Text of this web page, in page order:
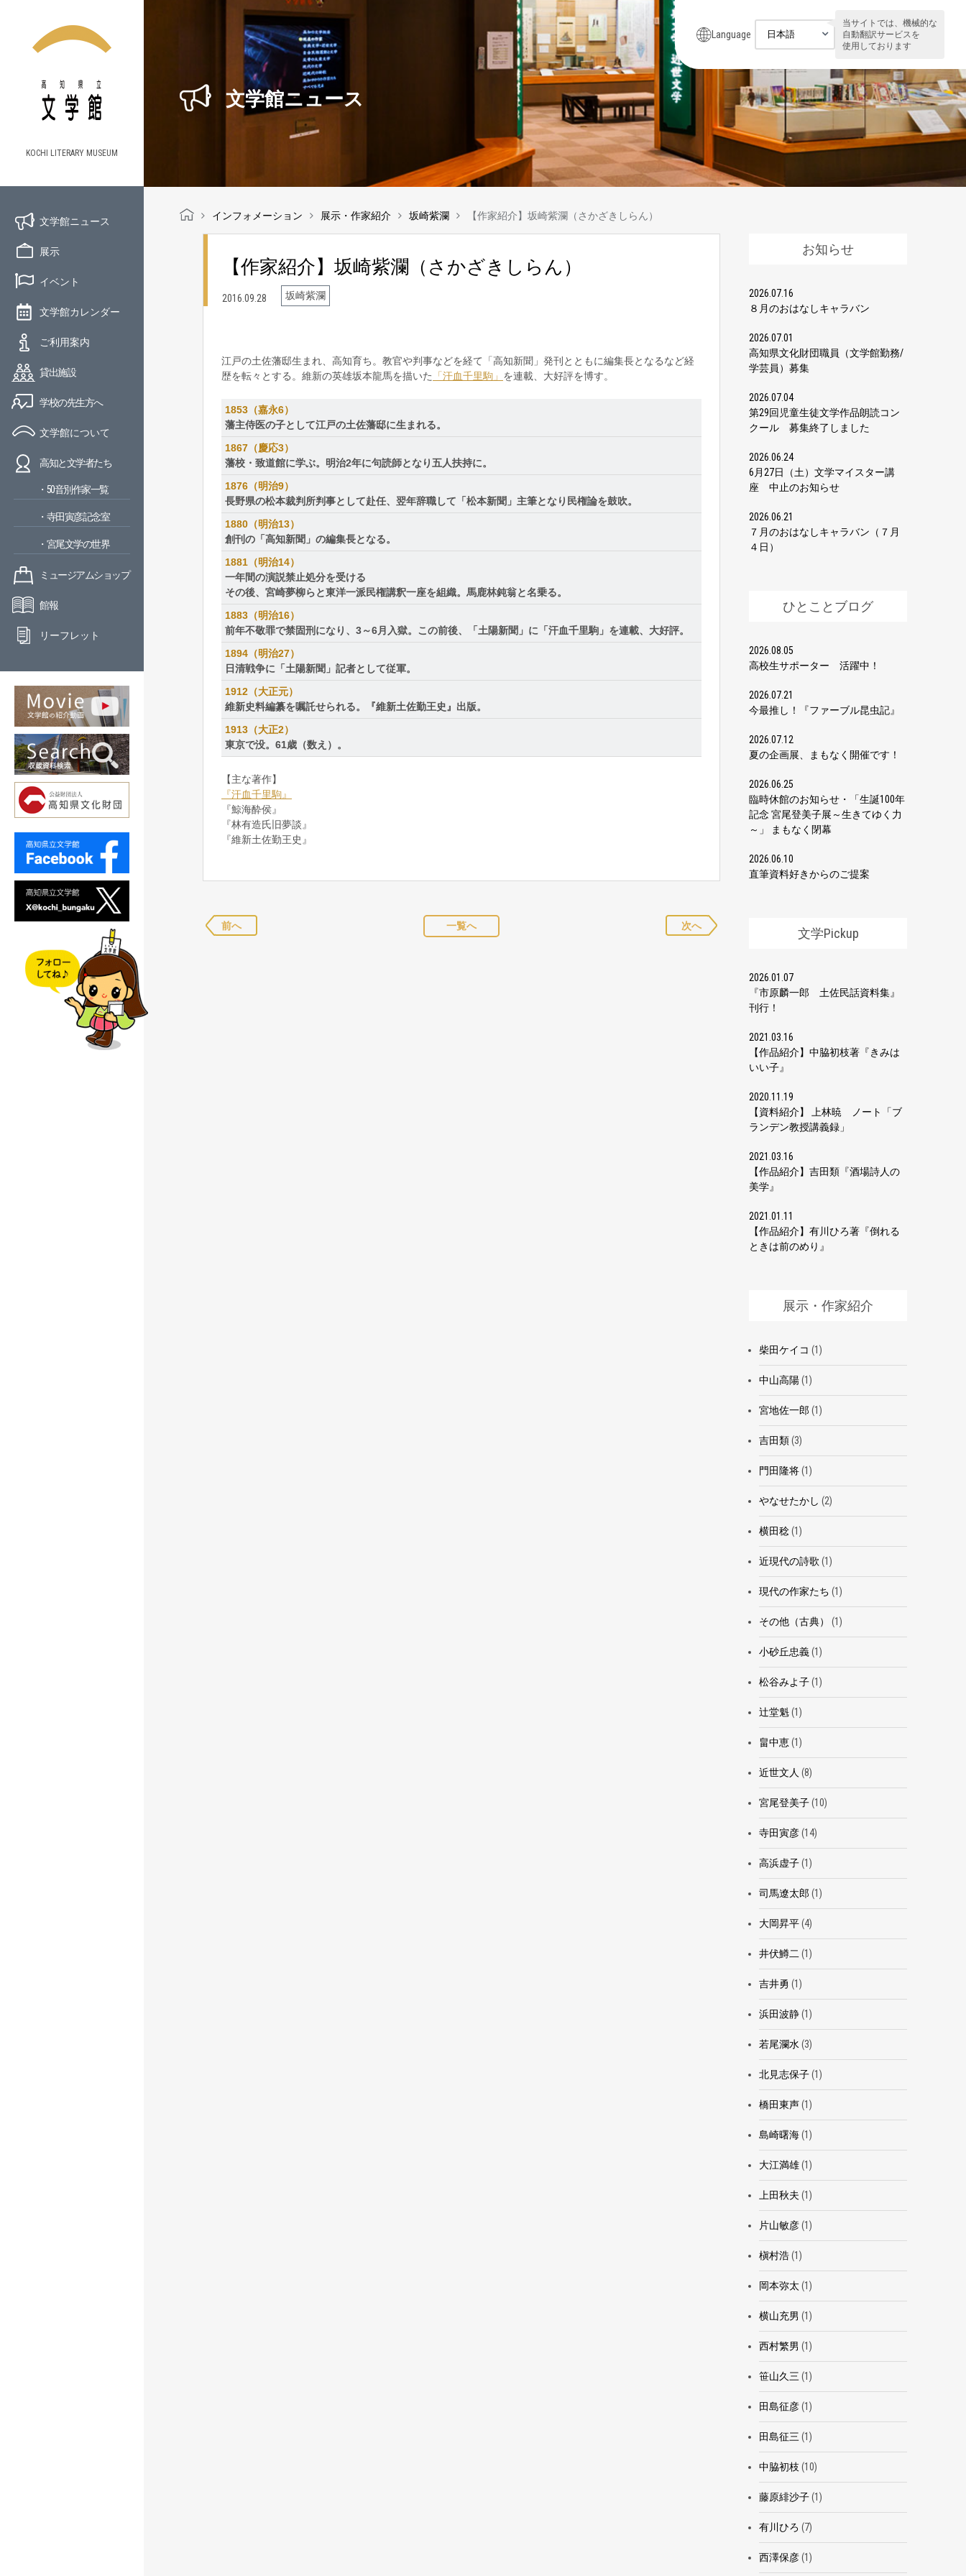
KOCHI LITERARY MUSEUM
文学館ニュース
展示
イベント
文学館カレンダー
ご利用案内
貸出施設
学校の先生方へ
文学館について
高知と文学者たち
・50音別作家一覧
・寺田寅彦記念室
・宮尾文学の世界
ミュージアムショップ
館報
リーフレット
Language
当サイトでは、機械的な
自動翻訳サービスを
使用しております
文学館ニュース
インフォメーション 展示・作家紹介 坂崎紫瀾 【作家紹介】坂崎紫瀾（さかざきしらん）
【作家紹介】坂崎紫瀾（さかざきしらん）
2016.09.28 坂崎紫瀾
江戸の土佐藩邸生まれ、高知育ち。教官や判事などを経て「高知新聞」発刊とともに編集長となるなど経
歴を転々とする。維新の英雄坂本龍馬を描いた
「汗血千里駒」 を連載、大好評を博す。
1853（嘉永6）
藩主侍医の子として江戸の土佐藩邸に生まれる。
1867（慶応3）
藩校・致道館に学ぶ。明治2年に句読師となり五人扶持に。
1876（明治9）
長野県の松本裁判所判事として赴任、翌年辞職して「松本新聞」主筆となり民権論を鼓吹。
1880（明治13）
創刊の「高知新聞」の編集長となる。
1881（明治14）
一年間の演説禁止処分を受ける
その後、宮崎夢柳らと東洋一派民権講釈一座を組織。馬鹿林鈍翁と名乗る。
1883（明治16）
前年不敬罪で禁固刑になり、3～6月入獄。この前後、「土陽新聞」に「汗血千里駒」を連載、大好評。
1894（明治27）
日清戦争に「土陽新聞」記者として従軍。
1912（大正元）
維新史料編纂を嘱託せられる。『維新土佐勤王史』出版。
1913（大正2）
東京で没。61歳（数え）。
【主な著作】
『汗血千里駒』
『鯨海酔侯』
『林有造氏旧夢談』
『維新土佐勤王史』
前へ 一覧へ 次へ
お知らせ
2026.07.16
８月のおはなしキャラバン
2026.07.01
高知県文化財団職員（文学館勤務/
学芸員）募集
2026.07.04
第29回児童生徒文学作品朗読コン
クール 募集終了しました
2026.06.24
6月27日（土）文学マイスター講
座 中止のお知らせ
2026.06.21
７月のおはなしキャラバン（７月
４日）
ひとことブログ
2026.08.05
高校生サポーター 活躍中！
2026.07.21
今最推し！『ファーブル昆虫記』
2026.07.12
夏の企画展、まもなく開催です！
2026.06.25
臨時休館のお知らせ・「生誕100年
記念 宮尾登美子展～生きてゆく力
～」 まもなく閉幕
2026.06.10
直筆資料好きからのご提案
文学Pickup
2026.01.07
『市原麟一郎 土佐民話資料集』
刊行！
2021.03.16
【作品紹介】中脇初枝著『きみは
いい子』
2020.11.19
【資料紹介】 上林暁 ノート「ブ
ランデン教授講義録」
2021.03.16
【作品紹介】吉田類『酒場詩人の
美学』
2021.01.11
【作品紹介】有川ひろ著『倒れる
ときは前のめり』
展示・作家紹介
柴田ケイコ (1)
中山高陽(1)
宮地佐一郎 (1)
吉田類(3)
門田隆将(1)
やなせたかし (2)
横田稔(1)
近現代の詩歌 (1)
現代の作家たち (1)
その他（古典） (1)
小砂丘忠義(1)
松谷みよ子(1)
辻堂魁(1)
畠中恵(1)
近世文人 (8)
宮尾登美子(10)
寺田寅彦(14)
高浜虚子(1)
司馬遼太郎 (1)
大岡昇平(4)
井伏鱒二 (1)
吉井勇 (1)
浜田波静(1)
若尾瀾水 (3)
北見志保子(1)
橋田東声(1)
島崎曙海(1)
大江満雄(1)
上田秋夫 (1)
片山敏彦(1)
槇村浩(1)
岡本弥太 (1)
横山充男 (1)
西村繁男 (1)
笹山久三 (1)
田島征彦(1)
田島征三 (1)
中脇初枝 (10)
藤原緋沙子(1)
有川ひろ (7)
西澤保彦(1)